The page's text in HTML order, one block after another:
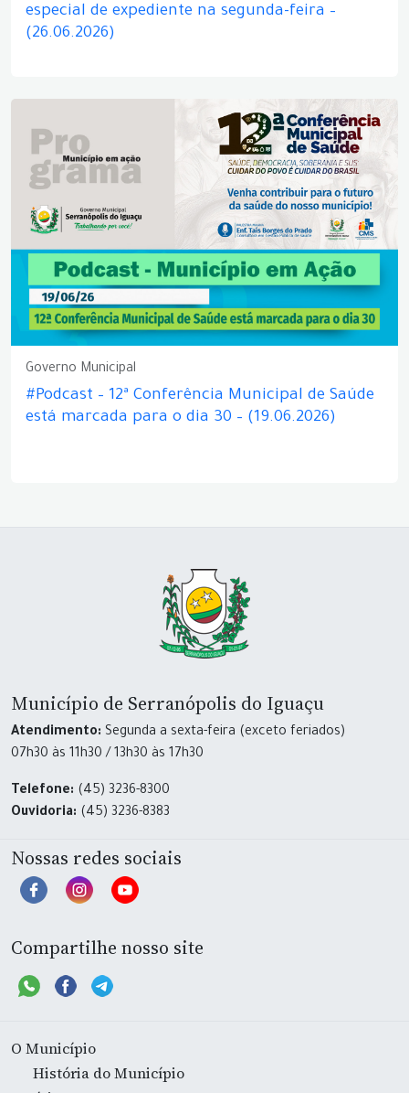
especial de expediente na segunda-feira –
(26.06.2026)
Governo Municipal
#Podcast – 12ª Conferência Municipal de Saúde
está marcada para o dia 30 – (19.06.2026)
Município de Serranópolis do Iguaçu
Atendimento: Segunda a sexta-feira (exceto feriados)
07h30 às 11h30 / 13h30 às 17h30
Telefone: (45) 3236-8300
Ouvidoria: (45) 3236-8383
Nossas redes sociais
Compartilhe nosso site
O Município
História do Município